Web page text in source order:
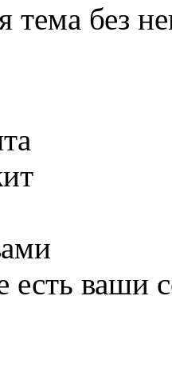
тема без
есть ваши